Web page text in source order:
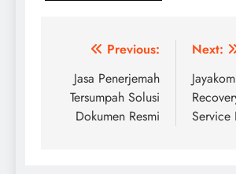
Navigasi
pos
Previous:
Jasa Penerjemah
Tersumpah Solusi
Dokumen Resmi
Next:
Service